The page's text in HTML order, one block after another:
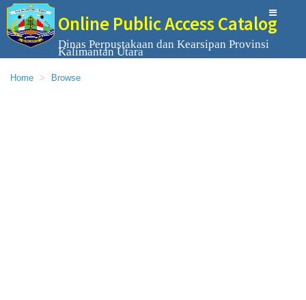
Online Public Access Catalog
Dinas Perpustakaan dan Kearsipan Provinsi
Kalimantan Utara
Home Browse